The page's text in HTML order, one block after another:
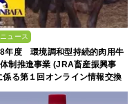
ュース
年度 環境調和型持続的肉用牛
制推進事業 (JRA畜産振興事
係る第１回オンライン情報交換